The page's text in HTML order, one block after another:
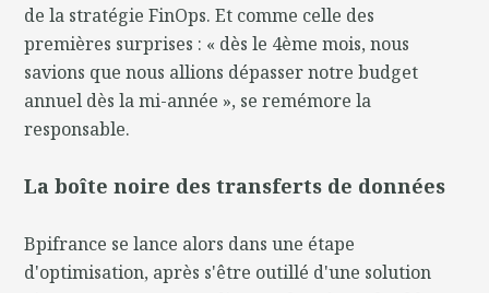
de la stratégie FinOps. Et comme celle des
premières surprises : « dès le 4ème mois, nous
savions que nous allions dépasser notre budget
annuel dès la mi-année », se remémore la
responsable.
La boîte noire des transferts de données
Bpifrance se lance alors dans une étape
d'optimisation, après s'être outillé d'une solution